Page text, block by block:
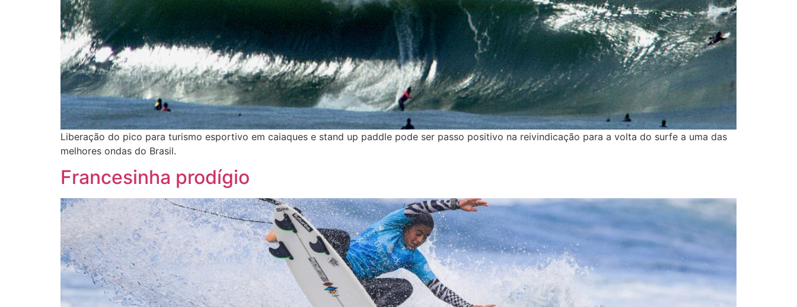
Liberação do pico para turismo esportivo em caiaques e stand up paddle pode ser passo positivo na reivindicação para a volta do surfe a uma das
melhores ondas do Brasil.
Francesinha prodígio